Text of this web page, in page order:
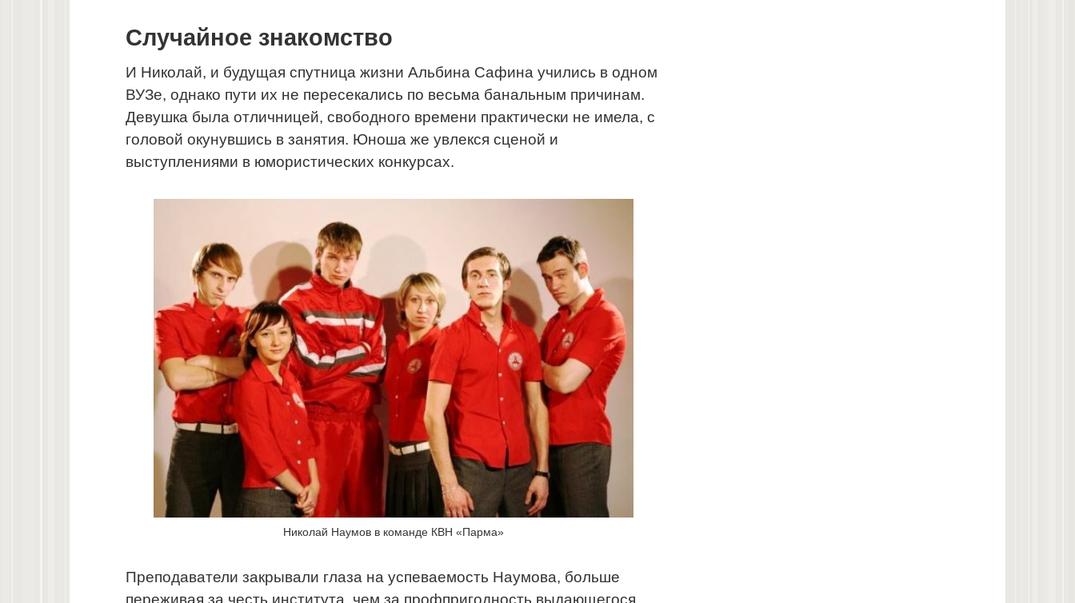
Случайное знакомство
И Николай, и будущая спутница жизни Альбина Сафина учились в одном
ВУЗе, однако пути их не пересекались по весьма банальным причинам.
Девушка была отличницей, свободного времени практически не имела, с
головой окунувшись в занятия. Юноша же увлекся сценой и
выступлениями в юмористических конкурсах.
Николай Наумов в команде КВН «Парма»
Преподаватели закрывали глаза на успеваемость Наумова, больше